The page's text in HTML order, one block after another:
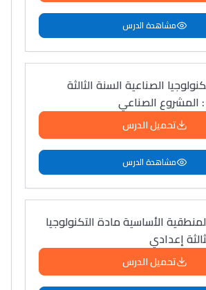
مشاهدة الدرس
الصناعية السنة الثالثة
المشروع الصناعي
تحميل الدرس
مشاهدة الدرس
الأساسية مادة التكنولوجيا
إعدادي
تحميل الدرس